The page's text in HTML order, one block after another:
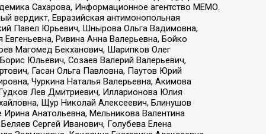
Сахарова, Информационное агентство МЕМО.
вердикт, Евразийская антимонопольная
Павел Юрьевич, Шнырова Ольга Вадимовна,
Ривина Анна Валерьевна, Бойко
Магомед Бекханович, Шарипков Олег
Юльевич, Созаев Валерий Валерьевич,
Гасан Ольга Павловна, Паутов Юрий
Чуркина Наталья Валерьевна, Акимова
Лев Дмитриевич, Илларионова Юлия
Щур Николай Алексеевич, Блинушов
Анатольевна, Мельникова Валентина
Сергей Иванович, Голубева Елена